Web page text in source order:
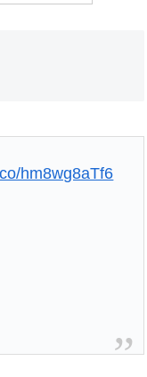
hm8wg8aTf6